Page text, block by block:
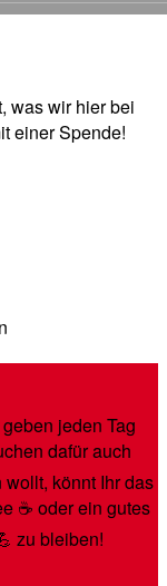
was wir hier bei
einer Spende!
jeden Tag
dafür auch
könnt Ihr das
☕️ oder ein gutes
zu bleiben!